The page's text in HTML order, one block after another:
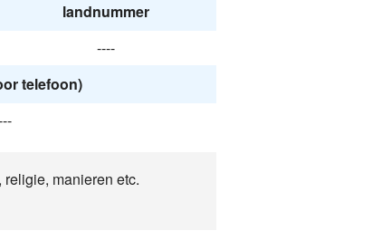
landnummer
----
telefoon)
religie, manieren etc.